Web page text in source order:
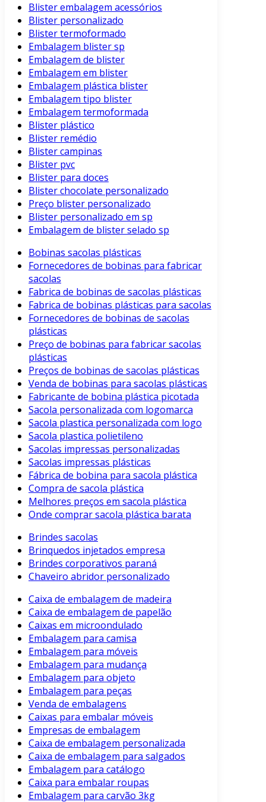
Blister embalagem acessórios
Blister personalizado
Blister termoformado
Embalagem blister sp
Embalagem de blister
Embalagem em blister
Embalagem plástica blister
Embalagem tipo blister
Embalagem termoformada
Blister plástico
Blister remédio
Blister campinas
Blister pvc
Blister para doces
Blister chocolate personalizado
Preço blister personalizado
Blister personalizado em sp
Embalagem de blister selado sp
Bobinas sacolas plásticas
Fornecedores de bobinas para fabricar
sacolas
Fabrica de bobinas de sacolas plásticas
Fabrica de bobinas plásticas para sacolas
Fornecedores de bobinas de sacolas
plásticas
Preço de bobinas para fabricar sacolas
plásticas
Preços de bobinas de sacolas plásticas
Venda de bobinas para sacolas plásticas
Fabricante de bobina plástica picotada
Sacola personalizada com logomarca
Sacola plastica personalizada com logo
Sacola plastica polietileno
Sacolas impressas personalizadas
Sacolas impressas plásticas
Fábrica de bobina para sacola plástica
Compra de sacola plástica
Melhores preços em sacola plástica
Onde comprar sacola plástica barata
Brindes sacolas
Brinquedos injetados empresa
Brindes corporativos paraná
Chaveiro abridor personalizado
Caixa de embalagem de madeira
Caixa de embalagem de papelão
Caixas em microondulado
Embalagem para camisa
Embalagem para móveis
Embalagem para mudança
Embalagem para objeto
Embalagem para peças
Venda de embalagens
Caixas para embalar móveis
Empresas de embalagem
Caixa de embalagem personalizada
Caixa de embalagem para salgados
Embalagem para catálogo
Caixa para embalar roupas
Embalagem para carvão 3kg